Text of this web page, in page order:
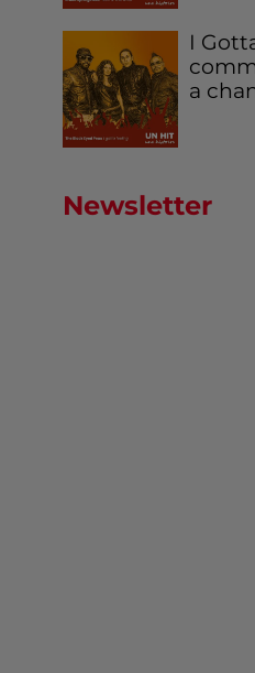
I
a
Newsletter